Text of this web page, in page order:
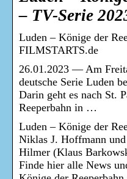
– TV-Serie
Luden – Könige der
FILMSTARTS.de
26.01.2023 — Am
deutsche Serie Luden
Darin geht es nach St.
Reeperbahn in …
Luden – Könige der
Niklas J. Hoffmann
Hilmer (Klaus
Finde hier alle News